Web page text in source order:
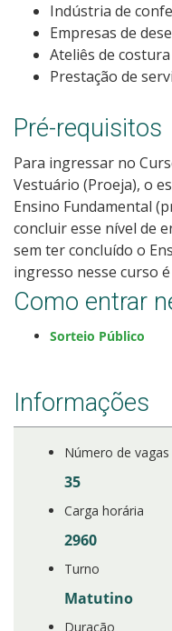
Inscrições e
Orientações para
Estatísticas dos
Cadastro de interesse
Indústria de
Empresas de
Ateliês de costura
Prestação de
Pré-requisitos
Para ingressar no
Vestuário (Proeja), o
Ensino Fundamental
concluir esse nível de
sem ter concluído o
ingresso nesse curso
Como entrar
Sorteio Público
Informações
Número de vagas
35
Carga horária
2960
Turno
Matutino
Duração